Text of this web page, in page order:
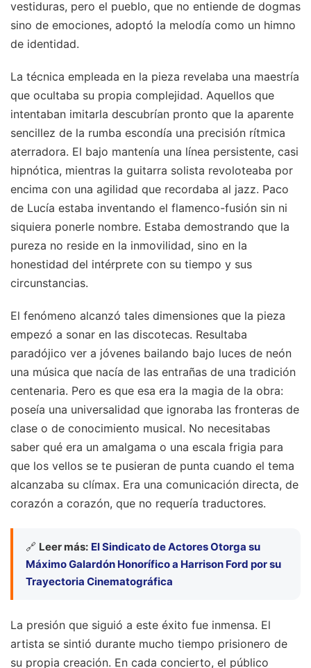
vestiduras, pero el pueblo, que no entiende de dogmas
sino de emociones, adoptó la melodía como un himno
de identidad.
La técnica empleada en la pieza revelaba una maestría
que ocultaba su propia complejidad. Aquellos que
intentaban imitarla descubrían pronto que la aparente
sencillez de la rumba escondía una precisión rítmica
aterradora. El bajo mantenía una línea persistente, casi
hipnótica, mientras la guitarra solista revoloteaba por
encima con una agilidad que recordaba al jazz. Paco
de Lucía estaba inventando el flamenco-fusión sin ni
siquiera ponerle nombre. Estaba demostrando que la
pureza no reside en la inmovilidad, sino en la
honestidad del intérprete con su tiempo y sus
circunstancias.
El fenómeno alcanzó tales dimensiones que la pieza
empezó a sonar en las discotecas. Resultaba
paradójico ver a jóvenes bailando bajo luces de neón
una música que nacía de las entrañas de una tradición
centenaria. Pero es que esa era la magia de la obra:
poseía una universalidad que ignoraba las fronteras de
clase o de conocimiento musical. No necesitabas
saber qué era un amalgama o una escala frigia para
que los vellos se te pusieran de punta cuando el tema
alcanzaba su clímax. Era una comunicación directa, de
corazón a corazón, que no requería traductores.
🔗 Leer más: El Sindicato de Actores Otorga su
Máximo Galardón Honorífico a Harrison Ford por su
Trayectoria Cinematográfica
La presión que siguió a este éxito fue inmensa. El
artista se sintió durante mucho tiempo prisionero de
su propia creación. En cada concierto, el público